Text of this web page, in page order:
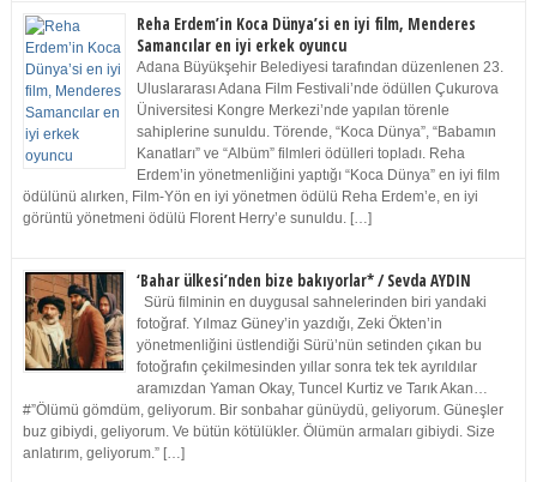
Reha Erdem’in Koca Dünya’si en iyi film, Menderes
Samancılar en iyi erkek oyuncu
Adana Büyükşehir Belediyesi tarafından düzenlenen 23.
Uluslararası Adana Film Festivali’nde ödüllen Çukurova
Üniversitesi Kongre Merkezi’nde yapılan törenle
sahiplerine sunuldu. Törende, “Koca Dünya”, “Babamın
Kanatları” ve “Albüm” filmleri ödülleri topladı. Reha
Erdem’in yönetmenliğini yaptığı “Koca Dünya” en iyi film
ödülünü alırken, Film-Yön en iyi yönetmen ödülü Reha Erdem’e, en iyi
görüntü yönetmeni ödülü Florent Herry’e sunuldu. […]
‘Bahar ülkesi’nden bize bakıyorlar* / Sevda AYDIN
Sürü filminin en duygusal sahnelerinden biri yandaki
fotoğraf. Yılmaz Güney’in yazdığı, Zeki Ökten’in
yönetmenliğini üstlendiği Sürü’nün setinden çıkan bu
fotoğrafın çekilmesinden yıllar sonra tek tek ayrıldılar
aramızdan Yaman Okay, Tuncel Kurtiz ve Tarık Akan…
#”Ölümü gömdüm, geliyorum. Bir sonbahar günüydü, geliyorum. Güneşler
buz gibiydi, geliyorum. Ve bütün kötülükler. Ölümün armaları gibiydi. Size
anlatırım, geliyorum.” […]